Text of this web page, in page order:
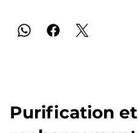
Purification et